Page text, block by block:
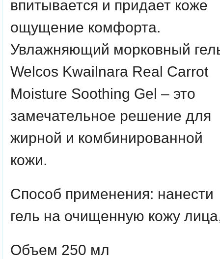
впитывается и придает коже
ощущение комфорта.
Увлажняющий морковный
Welcos Kwailnara Real Carrot
Moisture Soothing Gel – это
замечательное решение для
жирной и комбинированной
кожи.
Способ применения: нанести
гель на очищенную кожу
Объем 250 мл